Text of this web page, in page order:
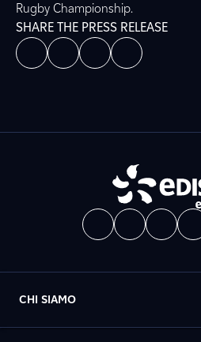
Rugby Championship.
SHARE THE PRESS RELEASE
CHI SIAMO